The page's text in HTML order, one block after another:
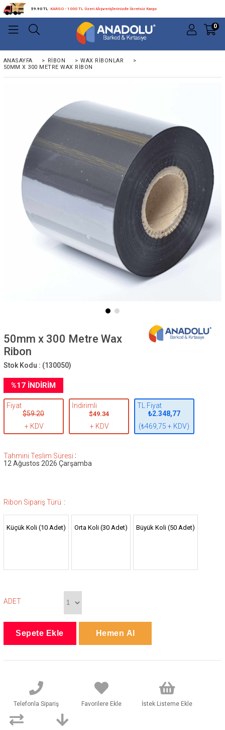
59.90 TL KARGO - 1000 TL Üzeri Alışverişlerinizde Ücretsiz Kargo
0
ANASAYFA > RIBON > WAX RIBONLAR
>
50MM X 300 METRE WAX RIBON
50mm x 300 Metre Wax
Ribon
Stok Kodu : (130050)
%17İNDIRIM
Fiyat
$59.20
+ KDV
İndirimli
$49.34
+ KDV
TL Fiyat
₺2.348,77
(₺469,75 + KDV)
Tahmini Teslim Süresi :
12 Ağustos 2026 Çarşamba
Ribon Sipariş Türü :
Küçük Koli (10 Adet) Orta Koli (30 Adet) Büyük Koli (50 Adet)
ADET
Telefonla Sipariş Favorilere Ekle İstek Listeme Ekle